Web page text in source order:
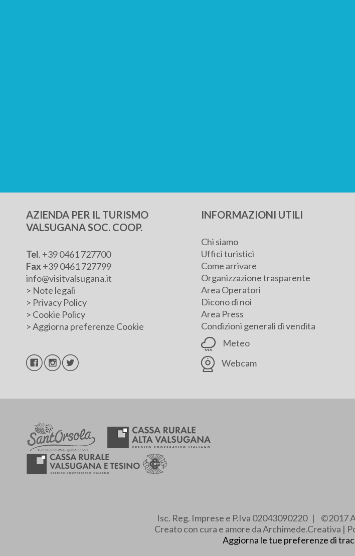
AZIENDA PER IL TURISMO
VALSUGANA SOC. COOP.
Tel. +39 0461 727700
Fax +39 0461 727799
info@visitvalsugana.it
> Note legali
> Privacy Policy
> Cookie Policy
>Aggiorna preferenze Cookie
INFORMAZIONI UTILI
Chi siamo
Uffici turistici
Come arrivare
Organizzazione trasparente
Area Operatori
Dicono di noi
Area Press
Condizioni generali di vendita
Meteo
Webcam
Isc. Reg. Imprese e P.Iva 02043090220 | ©2017
Creato con cura e amore da Archimede.Creativa |
Aggiorna le tue preferenze di